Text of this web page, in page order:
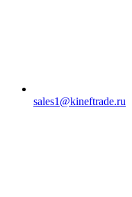
sales1@kineftrade.ru